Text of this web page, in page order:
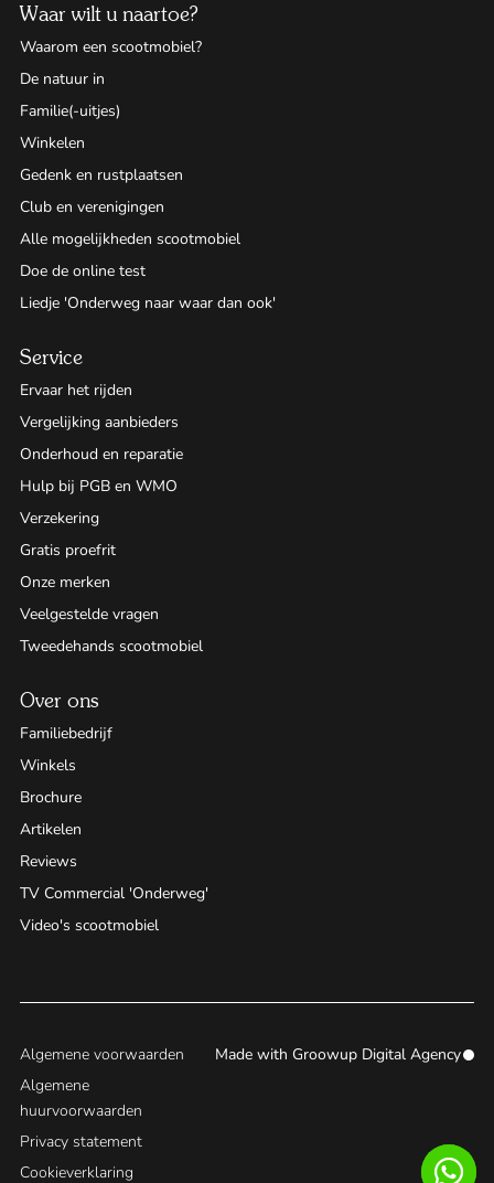
Waar wilt u naartoe?
Waarom een scootmobiel?
De natuur in
Familie(-uitjes)
Winkelen
Gedenk en rustplaatsen
Club en verenigingen
Alle mogelijkheden scootmobiel
Doe de online test
Liedje 'Onderweg naar waar dan ook'
Service
Ervaar het rijden
Vergelijking aanbieders
Onderhoud en reparatie
Hulp bij PGB en WMO
Verzekering
Gratis proefrit
Onze merken
Veelgestelde vragen
Tweedehands scootmobiel
Over ons
Familiebedrijf
Winkels
Brochure
Artikelen
Reviews
TV Commercial 'Onderweg'
Video's scootmobiel
Algemene voorwaarden
Algemene
huurvoorwaarden
Privacy statement
Cookieverklaring
Made with Groowup Digital Agency